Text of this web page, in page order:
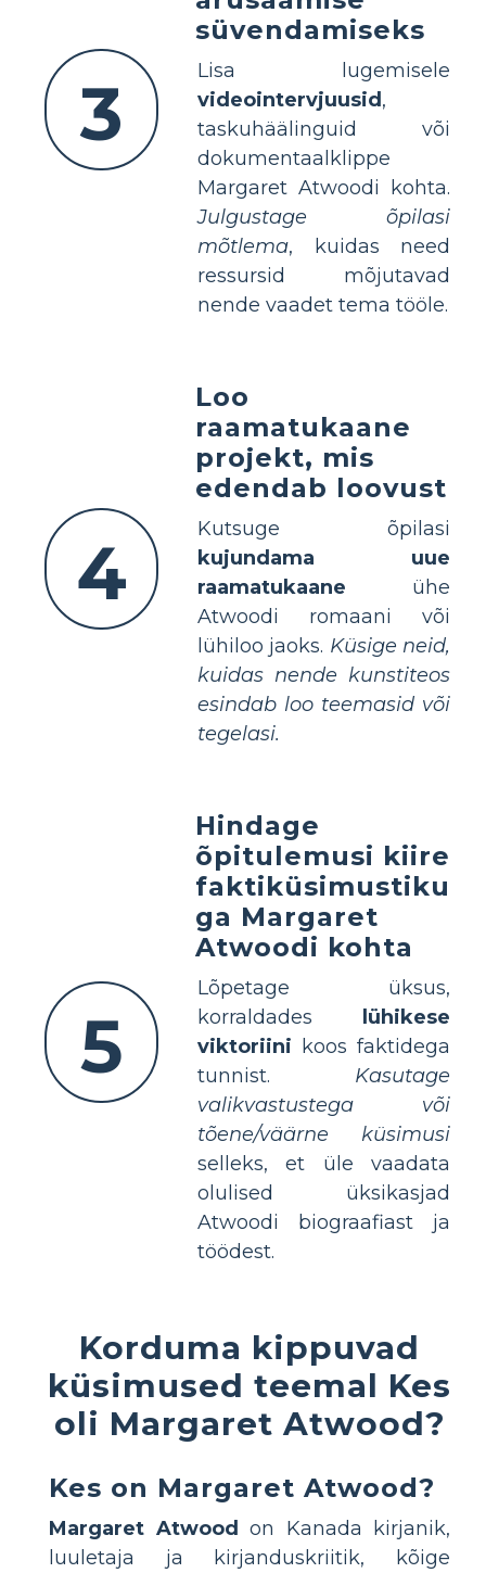
3
süvendamiseks
Lisa lugemisele
videointervjuusid ,
taskuhäälinguid või
dokumentaalklippe
Margaret Atwoodi kohta.
Julgustage õpilasi
mõtlema, kuidas need
ressursid mõjutavad
nende vaadet tema tööle.
4
Loo
raamatukaane
projekt, mis
edendab loovust
Kutsuge õpilasi
kujundama uue
raamatukaane ühe
Atwoodi romaani või
lühiloo jaoks. Küsige neid,
kuidas nende kunstiteos
esindab loo teemasid või
tegelasi.
5
Hindage
õpitulemusi kiire
faktiküsimustiku
ga Margaret
Atwoodi kohta
Lõpetage üksus,
korraldades
lühikese
viktoriini koos faktidega
tunnist. Kasutage
valikvastustega või
tõene/väärne küsimusi
selleks, et üle vaadata
olulised üksikasjad
Atwoodi biograafiast ja
töödest.
Korduma kippuvad
küsimused teemal Kes
oli Margaret Atwood?
Kes on Margaret Atwood?
Margaret Atwood
on Kanada kirjanik,
luuletaja ja kirjanduskriitik, kõige